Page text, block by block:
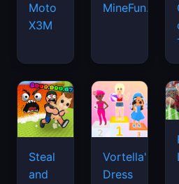
Moto
X3M
MineFun.io
Steal
and
Vortella's
Dress